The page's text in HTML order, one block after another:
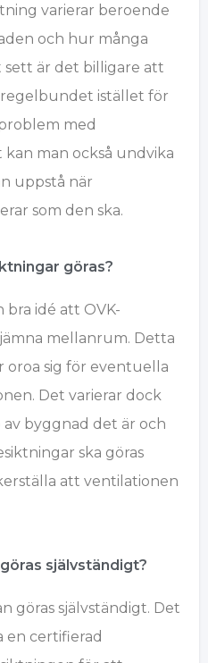
varierar beroende
och hur många
är det billigare att
istället för
med
kan man också undvika
uppstå när
som den ska.
göras?
idé att OVK-
mellanrum. Detta
oroa sig för eventuella
Det varierar dock
byggnad det är och
ska göras
att ventilationen
självständigt?
göras självständigt. Det
en certifierad